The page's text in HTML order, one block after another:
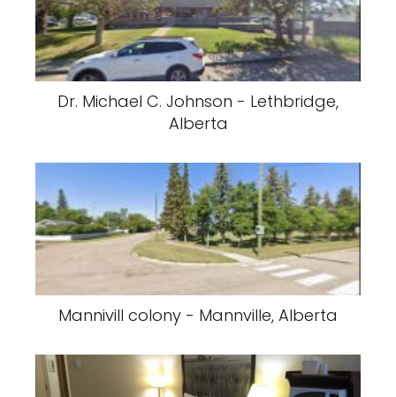
Dr. Michael C. Johnson - Lethbridge,
Alberta
Mannivill colony - Mannville, Alberta